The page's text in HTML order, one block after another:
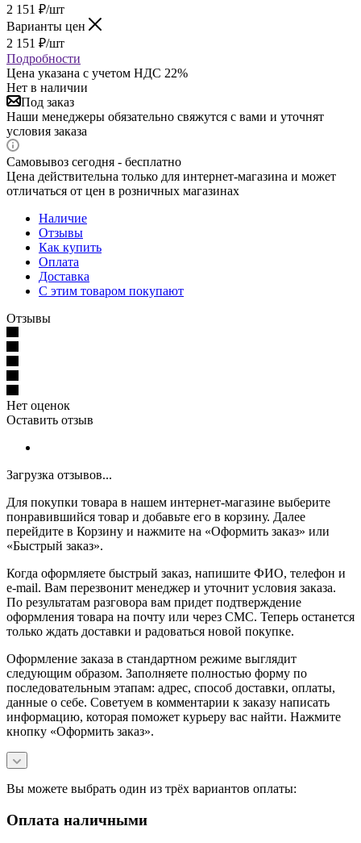
2 151 ₽/шт
Варианты цен
2 151 ₽/шт
Подробности
Цена указана с учетом НДС 22%
Нет в наличии
Под заказ
Наши менеджеры обязательно свяжутся с вами и уточнят
условия заказа
Самовывоз сегодня - бесплатно
Цена действительна только для интернет-магазина и может
отличаться от цен в розничных магазинах
Наличие
Отзывы
Как купить
Оплата
Доставка
С этим товаром покупают
Отзывы
Нет оценок
Оставить отзыв
Загрузка отзывов...
Для покупки товара в нашем интернет-магазине выберите
понравившийся товар и добавьте его в корзину. Далее
перейдите в Корзину и нажмите на «Оформить заказ» или
«Быстрый заказ».
Когда оформляете быстрый заказ, напишите ФИО, телефон и
e-mail. Вам перезвонит менеджер и уточнит условия заказа.
По результатам разговора вам придет подтверждение
оформления товара на почту или через СМС. Теперь останется
только ждать доставки и радоваться новой покупке.
Оформление заказа в стандартном режиме выглядит
следующим образом. Заполняете полностью форму по
последовательным этапам: адрес, способ доставки, оплаты,
данные о себе. Советуем в комментарии к заказу написать
информацию, которая поможет курьеру вас найти. Нажмите
кнопку «Оформить заказ».
Вы можете выбрать один из трёх вариантов оплаты:
Оплата наличными